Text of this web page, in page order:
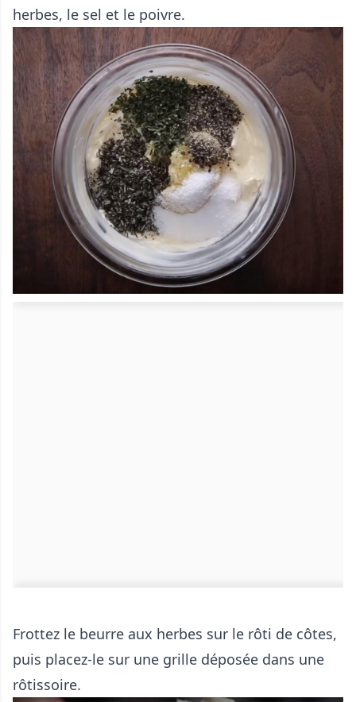
herbes, le sel et le poivre.
Frottez le beurre aux herbes sur le rôti de côtes,
puis placez-le sur une grille déposée dans une
rôtissoire.